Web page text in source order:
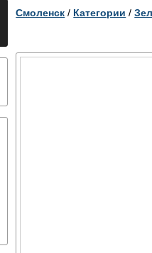
Смоленск / Категории /